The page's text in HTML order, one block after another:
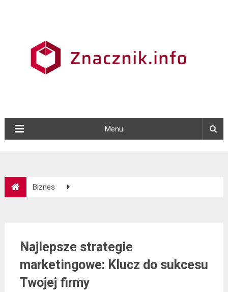
Menu
Biznes
Najlepsze strategie
marketingowe: Klucz do sukcesu
Twojej firmy